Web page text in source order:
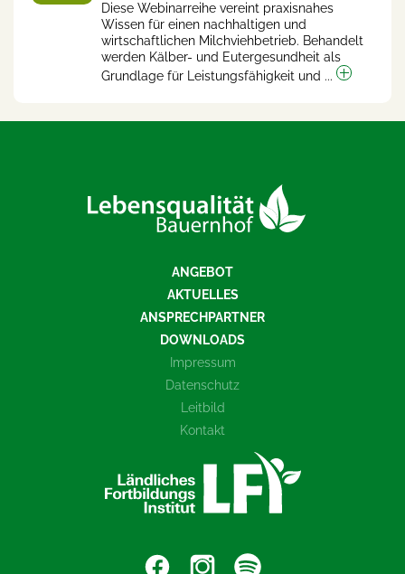
Diese Webinarreihe vereint praxisnahes
Wissen für einen nachhaltigen und
wirtschaftlichen Milchviehbetrieb. Behandelt
werden Kälber- und Eutergesundheit als
Grundlage für Leistungsfähigkeit und ...
ANGEBOT
AKTUELLES
ANSPRECHPARTNER
DOWNLOADS
Impressum
Datenschutz
Leitbild
Kontakt